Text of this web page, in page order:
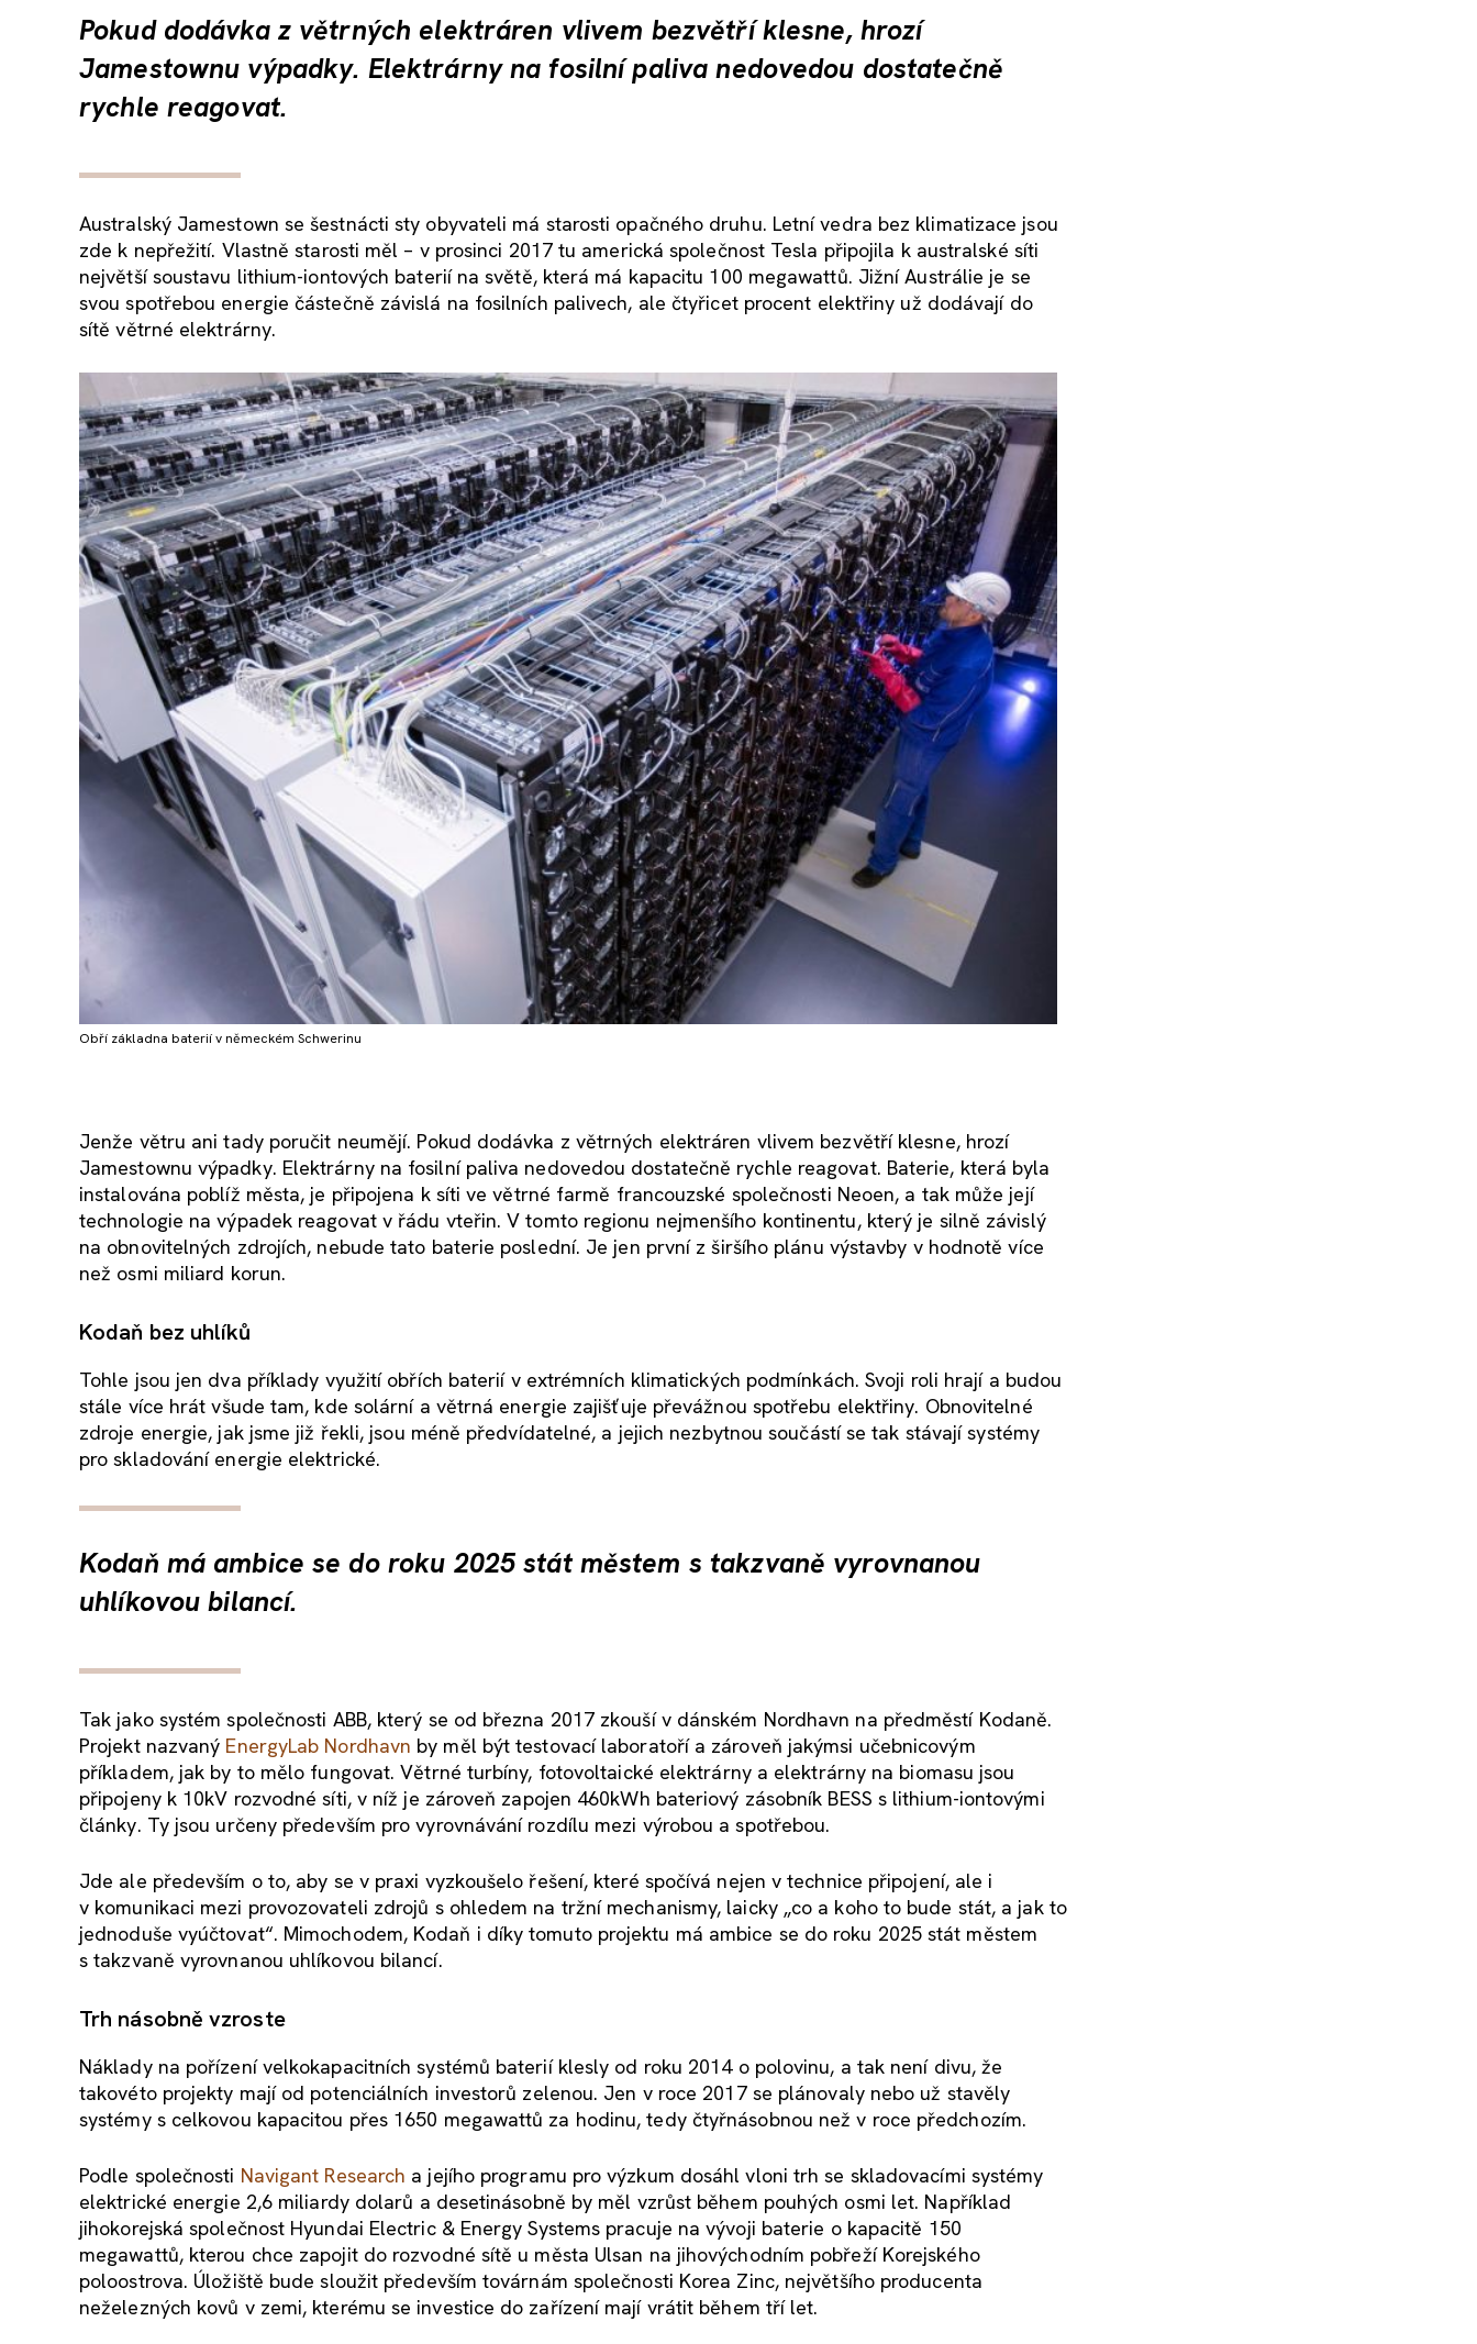
Pokud dodávka z větrných elektráren vlivem bezvětří klesne, hrozí
Jamestownu výpadky. Elektrárny na fosilní paliva nedovedou dostatečně
rychle reagovat.
Australský Jamestown se šestnácti sty obyvateli má starosti opačného druhu. Letní vedra bez klimatizace jsou
zde k nepřežití. Vlastně starosti měl – v prosinci 2017 tu americká společnost Tesla připojila k australské síti
největší soustavu lithium-iontových baterií na světě, která má kapacitu 100 megawattů. Jižní Austrálie je se
svou spotřebou energie částečně závislá na fosilních palivech, ale čtyřicet procent elektřiny už dodávají do
sítě větrné elektrárny.
Obří základna baterií v německém Schwerinu
Jenže větru ani tady poručit neumějí. Pokud dodávka z větrných elektráren vlivem bezvětří klesne, hrozí
Jamestownu výpadky. Elektrárny na fosilní paliva nedovedou dostatečně rychle reagovat. Baterie, která byla
instalována poblíž města, je připojena k síti ve větrné farmě francouzské společnosti Neoen, a tak může její
technologie na výpadek reagovat v řádu vteřin. V tomto regionu nejmenšího kontinentu, který je silně závislý
na obnovitelných zdrojích, nebude tato baterie poslední. Je jen první z širšího plánu výstavby v hodnotě více
než osmi miliard korun.
Kodaň bez uhlíků
Tohle jsou jen dva příklady využití obřích baterií v extrémních klimatických podmínkách. Svoji roli hrají a budou
stále více hrát všude tam, kde solární a větrná energie zajišťuje převážnou spotřebu elektřiny. Obnovitelné
zdroje energie, jak jsme již řekli, jsou méně předvídatelné, a jejich nezbytnou součástí se tak stávají systémy
pro skladování energie elektrické.
Kodaň má ambice se do roku 2025 stát městem s takzvaně vyrovnanou
uhlíkovou bilancí.
Tak jako systém společnosti ABB, který se od března 2017 zkouší v dánském Nordhavn na předměstí Kodaně.
Projekt nazvaný EnergyLab Nordhavn by měl být testovací laboratoří a zároveň jakýmsi učebnicovým
příkladem, jak by to mělo fungovat. Větrné turbíny, fotovoltaické elektrárny a elektrárny na biomasu jsou
připojeny k 10kV rozvodné síti, v níž je zároveň zapojen 460kWh bateriový zásobník BESS s lithium-iontovými
články. Ty jsou určeny především pro vyrovnávání rozdílu mezi výrobou a spotřebou.
Jde ale především o to, aby se v praxi vyzkoušelo řešení, které spočívá nejen v technice připojení, ale i
v komunikaci mezi provozovateli zdrojů s ohledem na tržní mechanismy, laicky „co a koho to bude stát, a jak to
jednoduše vyúčtovat“. Mimochodem, Kodaň i díky tomuto projektu má ambice se do roku 2025 stát městem
s takzvaně vyrovnanou uhlíkovou bilancí.
Trh násobně vzroste
Náklady na pořízení velkokapacitních systémů baterií klesly od roku 2014 o polovinu, a tak není divu, že
takovéto projekty mají od potenciálních investorů zelenou. Jen v roce 2017 se plánovaly nebo už stavěly
systémy s celkovou kapacitou přes 1650 megawattů za hodinu, tedy čtyřnásobnou než v roce předchozím.
Podle společnosti Navigant Research a jejího programu pro výzkum dosáhl vloni trh se skladovacími systémy
elektrické energie 2,6 miliardy dolarů a desetinásobně by měl vzrůst během pouhých osmi let. Například
jihokorejská společnost Hyundai Electric & Energy Systems pracuje na vývoji baterie o kapacitě 150
megawattů, kterou chce zapojit do rozvodné sítě u města Ulsan na jihovýchodním pobřeží Korejského
poloostrova. Úložiště bude sloužit především továrnám společnosti Korea Zinc, největšího producenta
neželezných kovů v zemi, kterému se investice do zařízení mají vrátit během tří let.